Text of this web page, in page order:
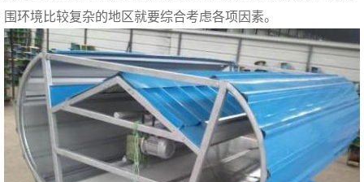
围环境比较复杂的地区就要综合考虑各项因素。